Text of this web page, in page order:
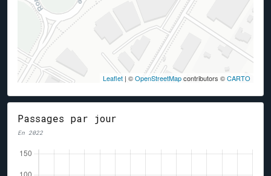
Leaflet | ©OpenStreetMapcontributors ©CARTO
Passages par jour
En 2022